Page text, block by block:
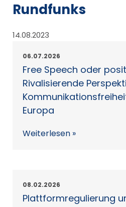
Rundfunks
14.08.2023
06.07.2026
Free Speech oder
Rivalisierende
Europa
Weiterlesen »
08.02.2026
Plattformregulierung